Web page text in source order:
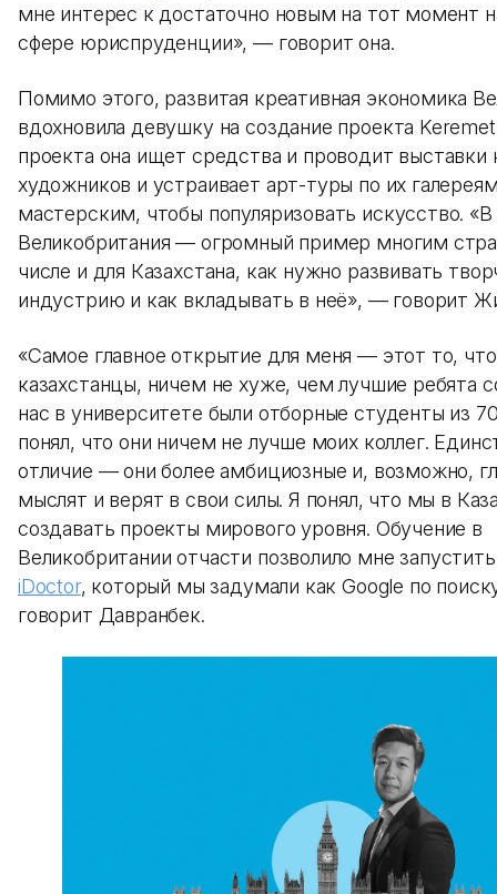
мне интерес к достаточно новым на тот момент
сфере юриспруденции», — говорит она.
Помимо этого, развитая креативная экономика
вдохновила девушку на создание проекта
проекта она ищет средства и проводит выставки
художников и устраивает арт-туры по их
мастерским, чтобы популяризовать искусство.
Великобритания — огромный пример многим
числе и для Казахстана, как нужно развивать
индустрию и как вкладывать в неё», — говорит
«Самое главное открытие для меня — этот то,
казахстанцы, ничем не хуже, чем лучшие ребята
нас в университете были отборные студенты из
понял, что они ничем не лучше моих коллег.
отличие — они более амбициозные и, возможно,
мыслят и верят в свои силы. Я понял, что мы в
создавать проекты мирового уровня. Обучение в
Великобритании отчасти позволило мне
iDoctor, который мы задумали как Google по
говорит Давранбек.